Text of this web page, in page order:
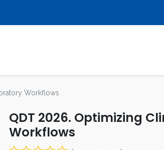
Workflows
QDT 2026. Optimizing
Workflows